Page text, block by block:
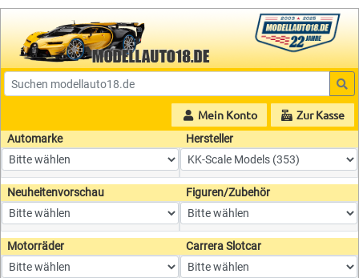
Mein Konto Zur Kasse
Automarke Hersteller
Neuheitenvorschau Figuren/Zubehör
Motorräder Carrera Slotcar